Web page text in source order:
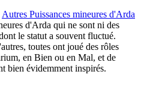
Autres Puissances mineures d'Arda
d'Arda qui ne sont ni des
le statut a souvent fluctué.
toutes ont joué des rôles
en Bien ou en Mal, et de
bien évidemment inspirés.